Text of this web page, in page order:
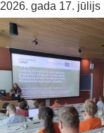
2026. gada 17. jūlijs